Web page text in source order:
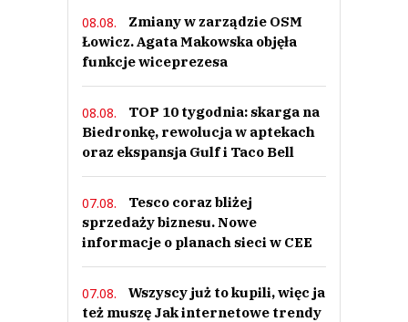
08.08.
Zmiany w zarządzie OSM
Łowicz. Agata Makowska objęła
funkcje wiceprezesa
08.08.
TOP 10 tygodnia: skarga na
Biedronkę, rewolucja w aptekach
oraz ekspansja Gulf i Taco Bell
07.08.
Tesco coraz bliżej
sprzedaży biznesu. Nowe
informacje o planach sieci w CEE
07.08.
Wszyscy już to kupili, więc ja
też muszę Jak internetowe trendy